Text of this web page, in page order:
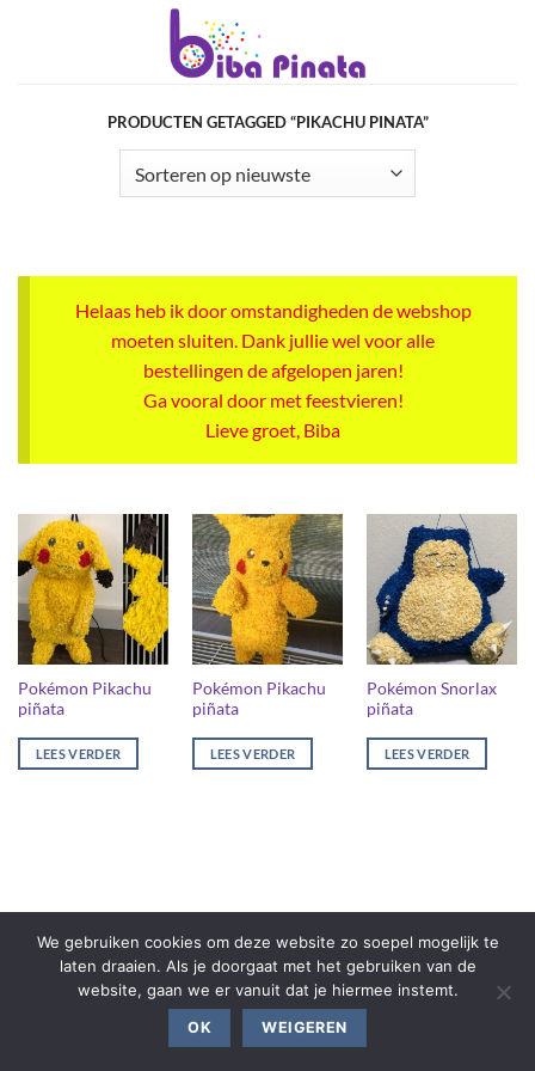
PRODUCTEN GETAGGED “PIKACHU PINATA”
Helaas heb ik door omstandigheden de webshop
moeten sluiten. Dank jullie wel voor alle
bestellingen de afgelopen jaren!
Ga vooral door met feestvieren!
Lieve groet, Biba
Pokémon Pikachu
piñata
LEES VERDER
Pokémon Pikachu
piñata
LEES VERDER
Pokémon Snorlax
piñata
LEES VERDER
We gebruiken cookies om deze website zo soepel mogelijk te
laten draaien. Als je doorgaat met het gebruiken van de
website, gaan we er vanuit dat je hiermee instemt.
OK WEIGEREN